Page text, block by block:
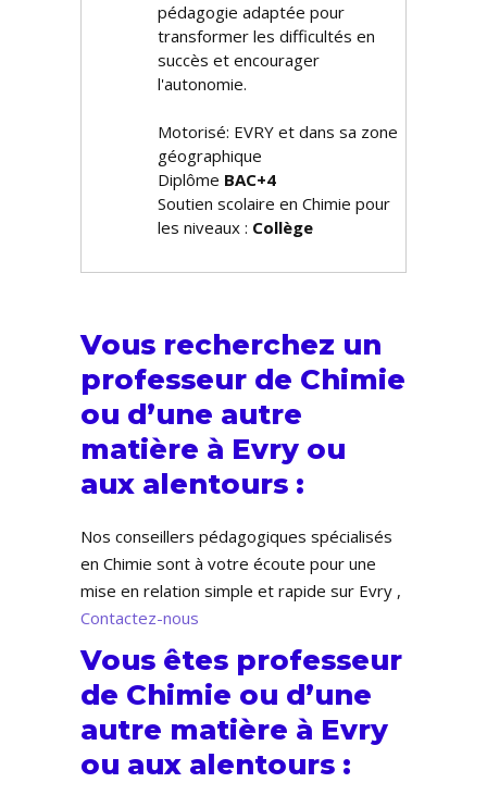
pédagogie adaptée pour
transformer les difficultés en
succès et encourager
l'autonomie.
Motorisé: EVRY et dans sa zone
géographique
Diplôme BAC+4
Soutien scolaire en Chimie pour
les niveaux : Collège
Vous recherchez un
professeur de Chimie
ou d’une autre
matière à Evry ou
aux alentours :
Nos conseillers pédagogiques spécialisés
en Chimie sont à votre écoute pour une
mise en relation simple et rapide sur Evry ,
Contactez-nous
Vous êtes professeur
de Chimie ou d’une
autre matière à Evry
ou aux alentours :